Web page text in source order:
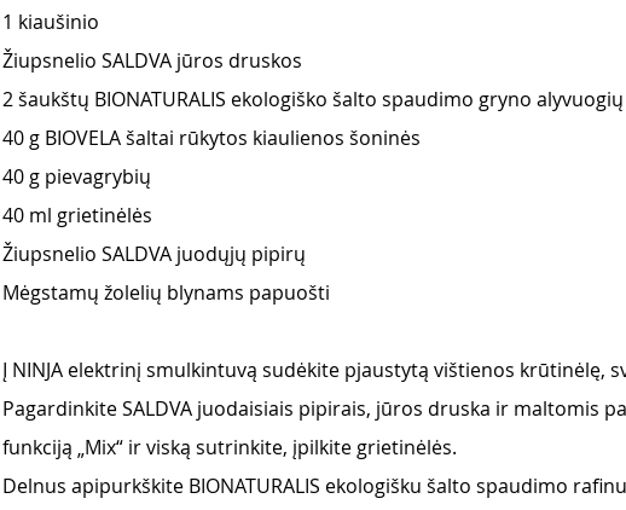
1 kiaušinio
Žiupsnelio SALDVA jūros druskos
2 šaukštų BIONATURALIS ekologiško šalto spaudimo gryno
40 g BIOVELA šaltai rūkytos kiaulienos šoninės
40 g pievagrybių
40 ml grietinėlės
Žiupsnelio SALDVA juodųjų pipirų
Mėgstamų žolelių blynams papuošti
Į NINJA elektrinį smulkintuvą sudėkite pjaustytą vištienos krūtinėlę,
Pagardinkite SALDVA juodaisiais pipirais, jūros druska ir maltomis
funkciją „Mix“ ir viską sutrinkite, įpilkite grietinėlės.
Delnus apipurkškite BIONATURALIS ekologišku šalto spaudimo